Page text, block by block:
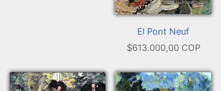
El Pont Neuf
$613.000,00 COP